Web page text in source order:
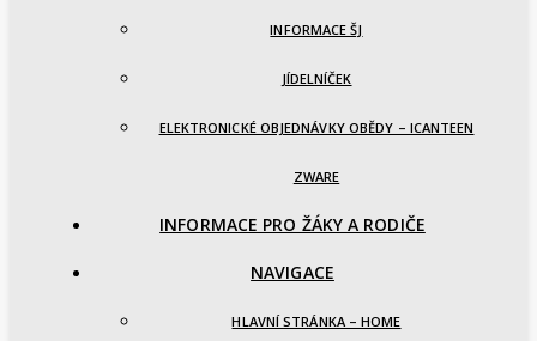
INFORMACE ŠJ
JÍDELNÍČEK
ELEKTRONICKÉ OBJEDNÁVKY OBĚDY – ICANTEEN
ZWARE
INFORMACE PRO ŽÁKY A RODIČE
NAVIGACE
HLAVNÍ STRÁNKA – HOME